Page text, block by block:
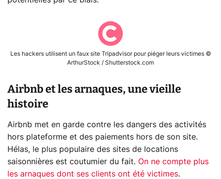
Les hackers utilisent un faux site Tripadvisor pour piéger leurs victimes ©
ArthurStock / Shutterstock.com
Airbnb et les arnaques, une vieille
histoire
Airbnb met en garde contre les dangers des activités
hors plateforme et des paiements hors de son site.
Hélas, le plus populaire des sites de locations
saisonnières est coutumier du fait. On ne compte plus
les arnaques dont ses clients ont été victimes.